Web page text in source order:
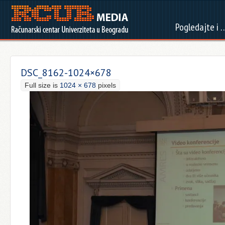
Pogledajte i
DSC_8162-1024×678
Full size is 1024 × 678 pixels